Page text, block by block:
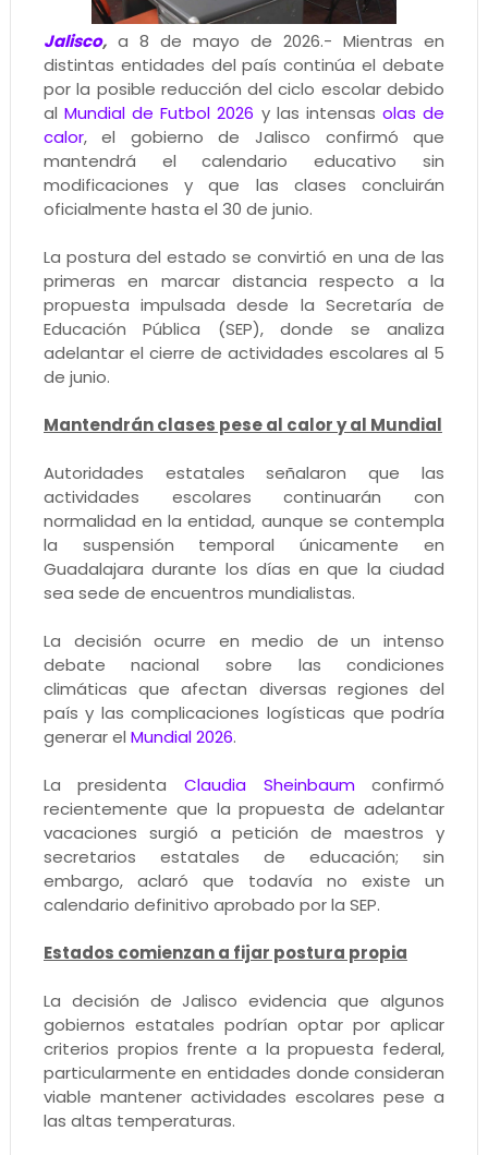
Jalisco,a 8 de mayo de 2026.- Mientras en
distintas entidades del país continúa el debate
por la posible reducción del ciclo escolar debido
alMundial de Futbol 2026 y las intensas olas de
calor, el gobierno de Jalisco confirmó que
mantendrá el calendario educativo sin
modificaciones y que las clases concluirán
oficialmente hasta el 30 de junio.
La postura del estado se convirtió en una de las
primeras en marcar distancia respecto a la
propuesta impulsada desde la Secretaría de
Educación Pública (SEP), donde se analiza
adelantar el cierre de actividades escolares al 5
de junio.
Mantendrán clases pese al calor y al Mundial
Autoridades estatales señalaron que las
actividades escolares continuarán con
normalidad en la entidad, aunque se contempla
la suspensión temporal únicamente en
Guadalajara durante los días en que la ciudad
sea sede de encuentros mundialistas.
La decisión ocurre en medio de un intenso
debate nacional sobre las condiciones
climáticas que afectan diversas regiones del
país y las complicaciones logísticas que podría
generar el Mundial 2026.
La presidenta Claudia Sheinbaumconfirmó
recientemente que la propuesta de adelantar
vacaciones surgió a petición de maestros y
secretarios estatales de educación; sin
embargo, aclaró que todavía no existe un
calendario definitivo aprobado por la SEP.
Estados comienzan a fijar postura propia
La decisión de Jalisco evidencia que algunos
gobiernos estatales podrían optar por aplicar
criterios propios frente a la propuesta federal,
particularmente en entidades donde consideran
viable mantener actividades escolares pese a
las altas temperaturas.